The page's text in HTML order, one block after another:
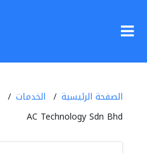
الصفحة الرئيسية الخدمات
AC Technology Sdn Bhd